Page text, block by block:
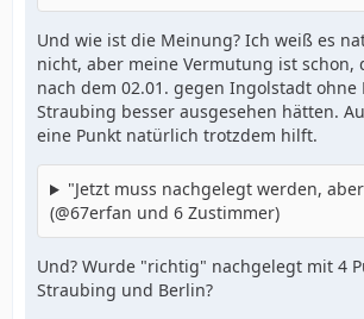
Und wie ist die Meinung? Ich weiß es
nicht, aber meine Vermutung ist schon,
nach dem 02.01. gegen Ingolstadt ohne
Straubing besser ausgesehen hätten.
eine Punkt natürlich trotzdem hilft.
"Jetzt muss nachgelegt werden,
(@67erfan und 6 Zustimmer)
Und? Wurde "richtig" nachgelegt mit 4
Straubing und Berlin?